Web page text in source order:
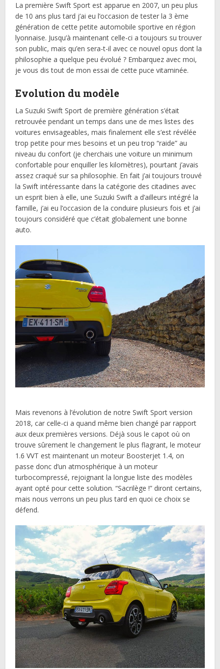
La première Swift Sport est apparue en 2007, un peu plus
de 10 ans plus tard j’ai eu l’occasion de tester la 3 ème
génération de cette petite automobile sportive en région
lyonnaise. Jusqu’à maintenant celle-ci a toujours su trouver
son public, mais qu’en sera-t-il avec ce nouvel opus dont la
philosophie a quelque peu évolué ? Embarquez avec moi,
je vous dis tout de mon essai de cette puce vitaminée.
Evolution du modèle
La Suzuki Swift Sport de première génération s’était
retrouvée pendant un temps dans une de mes listes des
voitures envisageables, mais finalement elle s’est révélée
trop petite pour mes besoins et un peu trop “raide” au
niveau du confort (je cherchais une voiture un minimum
confortable pour enquiller les kilomètres), pourtant j’avais
assez craqué sur sa philosophie. En fait j’ai toujours trouvé
la Swift intéressante dans la catégorie des citadines avec
un esprit bien à elle, une Suzuki Swift a d’ailleurs intégré la
famille, j’ai eu l’occasion de la conduire plusieurs fois et j’ai
toujours considéré que c’était globalement une bonne
auto.
Mais revenons à l’évolution de notre Swift Sport version
2018, car celle-ci a quand même bien changé par rapport
aux deux premières versions. Déjà sous le capot où on
trouve sûrement le changement le plus flagrant, le moteur
1.6 VVT est maintenant un moteur Boosterjet 1.4, on
passe donc d’un atmosphérique à un moteur
turbocompressé, rejoignant la longue liste des modèles
ayant opté pour cette solution. “Sacrilège !” diront certains,
mais nous verrons un peu plus tard en quoi ce choix se
défend.